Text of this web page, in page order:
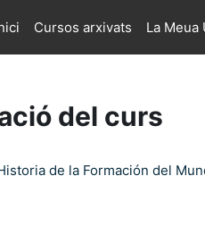
Cursos arxivats La Meua
del curs
de la Formación del